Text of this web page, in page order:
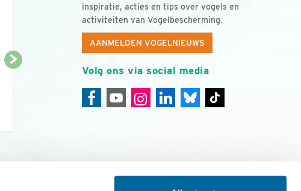
inspiratie, acties en tips over vogels en
activiteiten van Vogelbescherming.
AANMELDEN VOGELNIEUWS
Volg ons via social media